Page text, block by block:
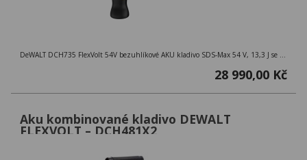
DeWALT DCH735 FlexVolt 54V bezuhlíkové AKU kladivo SDS-Max 54 V, 13,3 J se 2 akumulátory 9Ah a kufrem Tstak Řada strojů DEWALT 54 V XR FLEXVOLT
28 990,00 Kč
Aku kombinované kladivo DEWALT
FLEXVOLT – DCH481X2